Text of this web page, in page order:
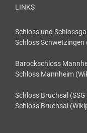
LINKS
Schloss und
Schloss Schwetzingen
Barockschloss
Schloss Mannheim
Schloss Bruchsal (SSG
Schloss Bruchsal